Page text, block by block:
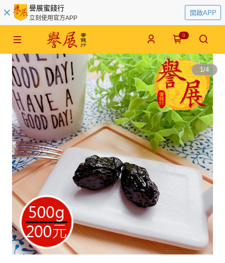
譽展蜜餞行
立刻使用官方APP
開啟APP
0
1/4